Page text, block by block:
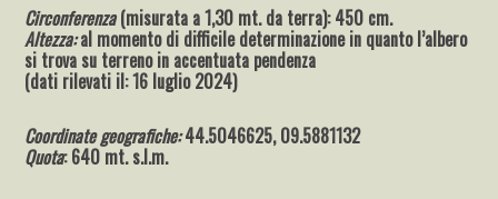
Circonferenza(misurata a 1,30 mt. da terra): 450 cm.
Altezza:al momento di difficile determinazione in quanto l’albero
si trova su terreno in accentuata pendenza
(dati rilevati il: 16 luglio 2024)
Coordinate geografiche:44.5046625, 09.5881132
Quota: 640 mt. s.l.m.